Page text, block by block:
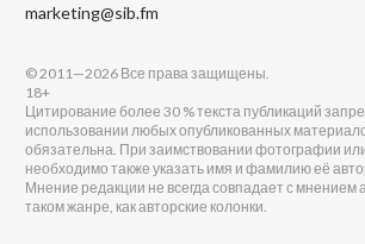
marketing@sib.fm
© 2011—2026 Все права защищены.
18+
Цитирование более 30 % текста публикаций
использовании любых опубликованных
обязательна. При заимствовании фотографии
необходимо также указать имя и фамилию её
Мнение редакции не всегда совпадает с мнением
таком жанре, как авторские колонки.